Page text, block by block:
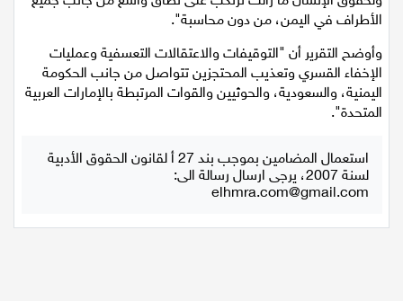
ستوديو انتخابات 2022
ولحقوق الإنسان ما زالت ترتكب على نطاق واسع من جانب جميع
وأوضح التقرير أن "التوقيفات والاعتقالات التعسفية وعمليات
الإخفاء القسري وتعذيب المحتجزين تتواصل من جانب الحكومة
اليمنية، والسعودية، والحوثيين والقوات المرتبطة بالإمارات العربية
استعمال المضامين بموجب بند 27 أ لقانون الحقوق الأدبية
لسنة 2007، يرجى ارسال رسالة الى: